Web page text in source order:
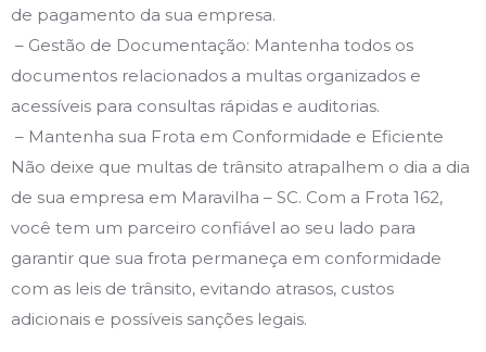
de pagamento da sua empresa.
– Gestão de Documentação: Mantenha todos os
documentos relacionados a multas organizados e
acessíveis para consultas rápidas e auditorias.
– Mantenha sua Frota em Conformidade e Eficiente
Não deixe que multas de trânsito atrapalhem o dia a dia
de sua empresa em Maravilha – SC. Com a Frota 162,
você tem um parceiro confiável ao seu lado para
garantir que sua frota permaneça em conformidade
com as leis de trânsito, evitando atrasos, custos
adicionais e possíveis sanções legais.